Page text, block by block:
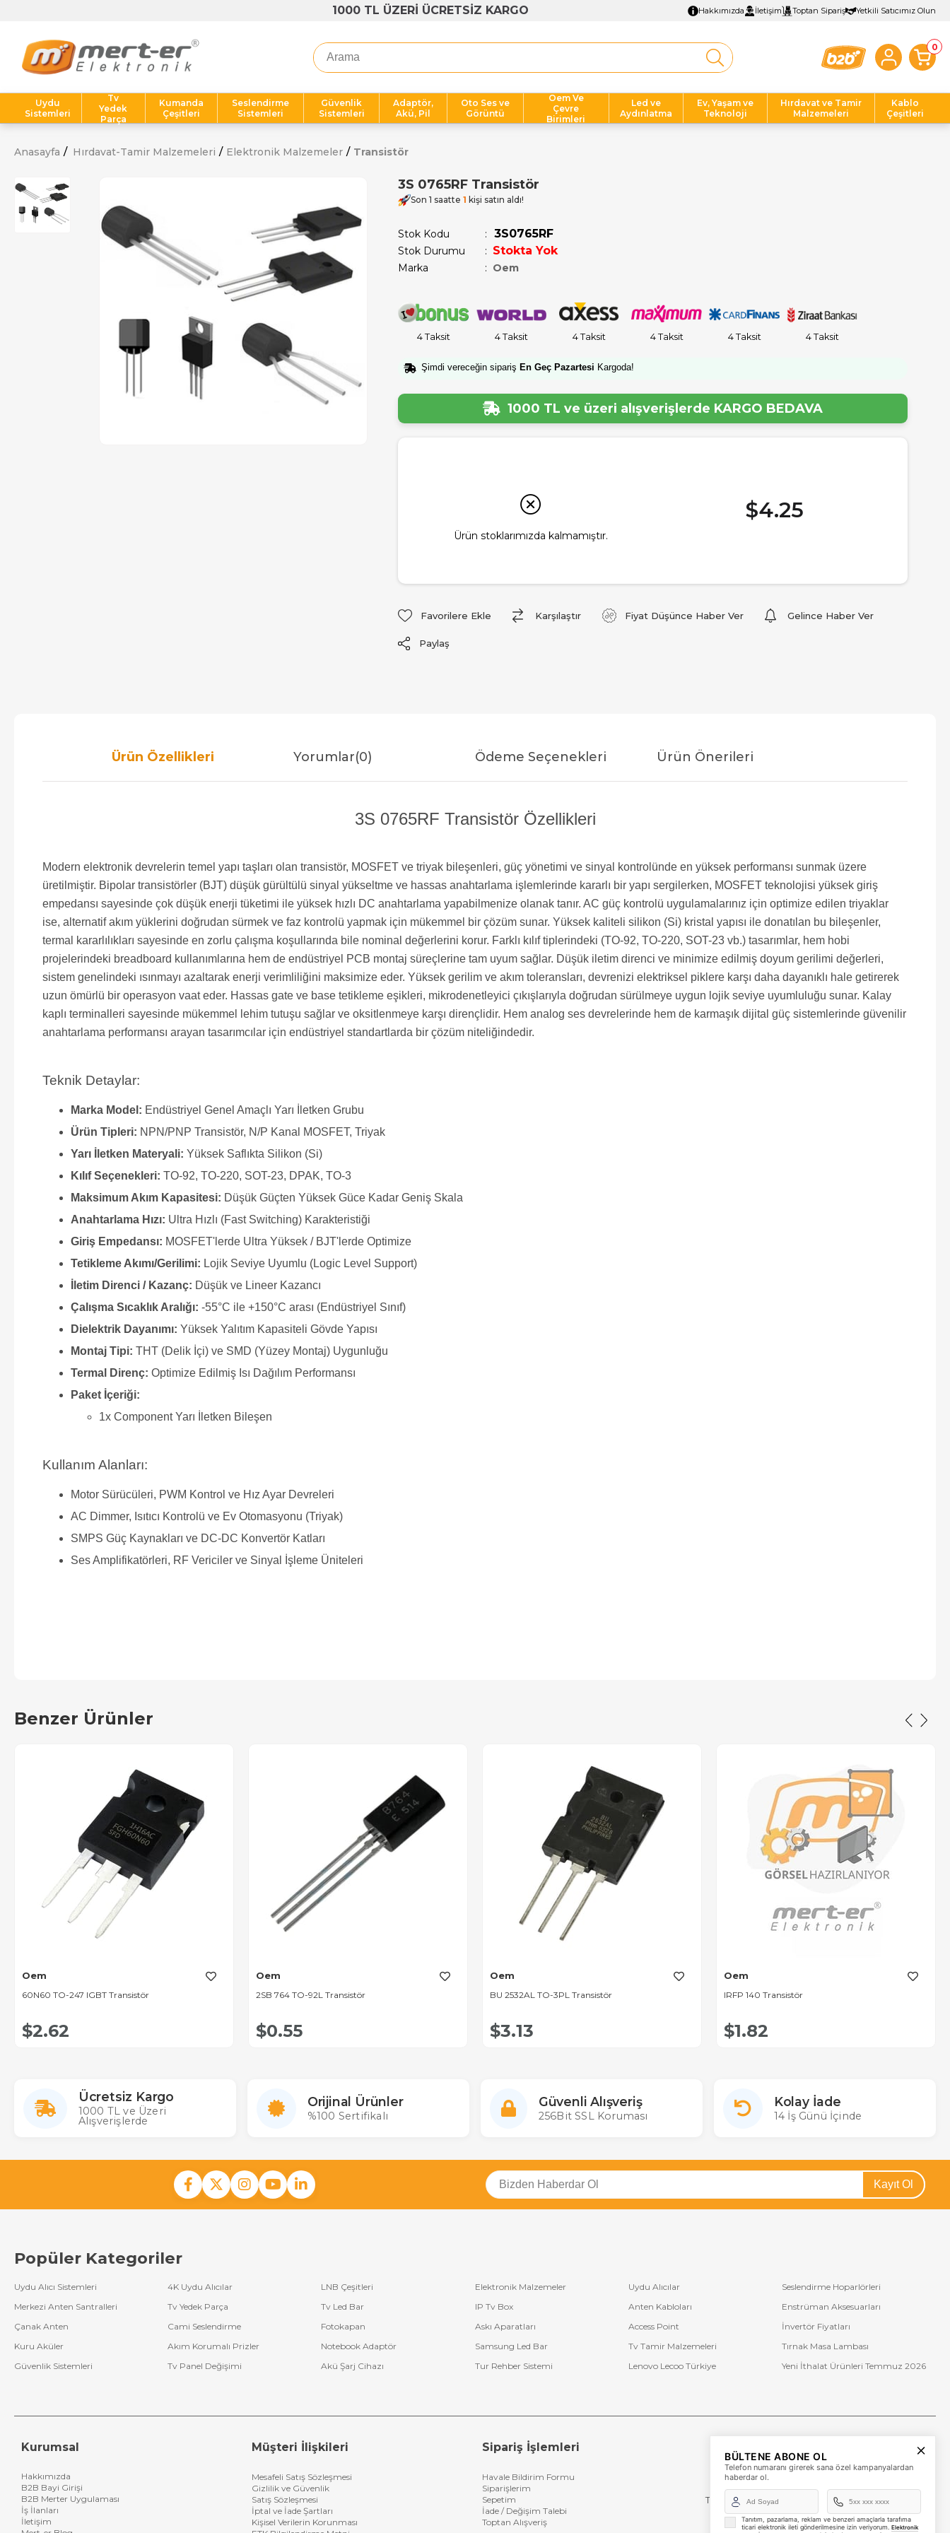
1000 TL ÜZERİ ÜCRETSİZ KARGO Hakkımızda İletişim Toptan Sipariş Yetkili Satıcımız Olun
0
Uydu
Sistemleri
Tv
Yedek
Parça
Kumanda
Çeşitleri
Seslendirme
Sistemleri
Güvenlik
Sistemleri
Adaptör,
Akü, Pil
Oto Ses ve
Görüntü
Oem Ve
Çevre
Birimleri
Led ve
Aydınlatma
Ev, Yaşam ve
Teknoloji
Hırdavat ve Tamir
Malzemeleri
Kablo
Çeşitleri
Anasayfa Hırdavat-Tamir Malzemeleri Elektronik Malzemeler Transistör
3S 0765RF Transistör
Son 1 saatte 1 kişi satın aldı!
Stok Kodu 3S0765RF
Stok Durumu : Stokta Yok
Marka : Oem
4 Taksit 4 Taksit 4 Taksit 4 Taksit 4 Taksit 4 Taksit
Şimdi vereceğin sipariş En Geç Pazartesi Kargoda!
1000 TL ve üzeri alışverişlerde KARGO BEDAVA
Ürün stoklarımızda kalmamıştır.
$4.25
Favorilere Ekle Karşılaştır Fiyat Düşünce Haber Ver Gelince Haber Ver
Paylaş
Ürün Özellikleri Yorumlar(0) Ödeme Seçenekleri Ürün Önerileri
3S 0765RF Transistör Özellikleri
Modern elektronik devrelerin temel yapı taşları olan transistör, MOSFET ve triyak bileşenleri, güç yönetimi ve sinyal kontrolünde en yüksek performansı sunmak üzere
üretilmiştir. Bipolar transistörler (BJT) düşük gürültülü sinyal yükseltme ve hassas anahtarlama işlemlerinde kararlı bir yapı sergilerken, MOSFET teknolojisi yüksek giriş
empedansı sayesinde çok düşük enerji tüketimi ile yüksek hızlı DC anahtarlama yapabilmenize olanak tanır. AC güç kontrolü uygulamalarınız için optimize edilen triyaklar
ise, alternatif akım yüklerini doğrudan sürmek ve faz kontrolü yapmak için mükemmel bir çözüm sunar. Yüksek kaliteli silikon (Si) kristal yapısı ile donatılan bu bileşenler,
termal kararlılıkları sayesinde en zorlu çalışma koşullarında bile nominal değerlerini korur. Farklı kılıf tiplerindeki (TO-92, TO-220, SOT-23 vb.) tasarımlar, hem hobi
projelerindeki breadboard kullanımlarına hem de endüstriyel PCB montaj süreçlerine tam uyum sağlar. Düşük iletim direnci ve minimize edilmiş doyum gerilimi değerleri,
sistem genelindeki ısınmayı azaltarak enerji verimliliğini maksimize eder. Yüksek gerilim ve akım toleransları, devrenizi elektriksel piklere karşı daha dayanıklı hale getirerek
uzun ömürlü bir operasyon vaat eder. Hassas gate ve base tetikleme eşikleri, mikrodenetleyici çıkışlarıyla doğrudan sürülmeye uygun lojik seviye uyumluluğu sunar. Kalay
kaplı terminalleri sayesinde mükemmel lehim tutuşu sağlar ve oksitlenmeye karşı dirençlidir. Hem analog ses devrelerinde hem de karmaşık dijital güç sistemlerinde güvenilir
anahtarlama performansı arayan tasarımcılar için endüstriyel standartlarda bir çözüm niteliğindedir.
Teknik Detaylar:
Marka Model: Endüstriyel Genel Amaçlı Yarı İletken Grubu
Ürün Tipleri: NPN/PNP Transistör, N/P Kanal MOSFET, Triyak
Yarı İletken Materyali: Yüksek Saflıkta Silikon (Si)
Kılıf Seçenekleri: TO-92, TO-220, SOT-23, DPAK, TO-3
Maksimum Akım Kapasitesi: Düşük Güçten Yüksek Güce Kadar Geniş Skala
Anahtarlama Hızı: Ultra Hızlı (Fast Switching) Karakteristiği
Giriş Empedansı: MOSFET'lerde Ultra Yüksek / BJT'lerde Optimize
Tetikleme Akımı/Gerilimi: Lojik Seviye Uyumlu (Logic Level Support)
İletim Direnci / Kazanç: Düşük ve Lineer Kazancı
Çalışma Sıcaklık Aralığı: -55°C ile +150°C arası (Endüstriyel Sınıf)
Dielektrik Dayanımı: Yüksek Yalıtım Kapasiteli Gövde Yapısı
Montaj Tipi: THT (Delik İçi) ve SMD (Yüzey Montaj) Uygunluğu
Termal Direnç: Optimize Edilmiş Isı Dağılım Performansı
Paket İçeriği:
1x Component Yarı İletken Bileşen
Kullanım Alanları:
Motor Sürücüleri, PWM Kontrol ve Hız Ayar Devreleri
AC Dimmer, Isıtıcı Kontrolü ve Ev Otomasyonu (Triyak)
SMPS Güç Kaynakları ve DC-DC Konvertör Katları
Ses Amplifikatörleri, RF Vericiler ve Sinyal İşleme Üniteleri
Benzer Ürünler
Oem
60N60 TO-247 IGBT Transistör
$2.62
Oem
2SB 764 TO-92L Transistör
$0.55
Oem
BU 2532AL TO-3PL Transistör
$3.13
Oem
IRFP 140 Transistör
$1.82
Ücretsiz Kargo
1000 TL ve Üzeri
Alışverişlerde
Orijinal Ürünler
%100 Sertifikalı
Güvenli Alışveriş
256Bit SSL Koruması
Kolay İade
14 İş Günü İçinde
Kayıt Ol
Popüler Kategoriler
Uydu Alıcı Sistemleri 4K Uydu Alıcılar LNB Çeşitleri Elektronik Malzemeler Uydu Alıcılar
Seslendirme Hoparlörleri
Merkezi Anten Santralleri
Tv Yedek Parça Tv Led Bar IP Tv Box Anten Kabloları
Enstrüman Aksesuarları
Çanak Anten
Cami Seslendirme Fotokapan Askı Aparatları Access Point
İnvertör Fiyatları
Kuru Aküler
Akım Korumalı Prizler Notebook Adaptör Samsung Led Bar Tv Tamir Malzemeleri
Tırnak Masa Lambası
Güvenlik Sistemleri
Tv Panel Değişimi Akü Şarj Cihazı Tur Rehber Sistemi Lenovo Lecoo Türkiye Yeni İthalat Ürünleri Temmuz 2026
Kurumsal
Hakkımızda
B2B Bayi Girişi
B2B Merter Uygulaması
İş İlanları
İletişim
Müşteri İlişkileri
Mesafeli Satış Sözleşmesi
Gizlilik ve Güvenlik
Satış Sözleşmesi
İptal ve İade Şartları
Kişisel Verilerin Korunması
Sipariş İşlemleri
Havale Bildirim Formu
Siparişlerim
Sepetim
İade / Değişim Talebi
Toptan Alışveriş
+90 (850) 473 08 08
Tevfik Bey Mah. Dr. Ali Demir Cd. No:51 Kat:2 Kobi İş
Merkezi
Küçükçekmece / İstanbul
BÜLTENE ABONE OL
Telefon numaranı girerek sana özel kampanyalardan
haberdar ol.
Tanıtım, pazarlama, reklam ve benzeri amaçlarla tarafıma
ticari elektronik ileti gönderilmesine izin veriyorum. Elektronik